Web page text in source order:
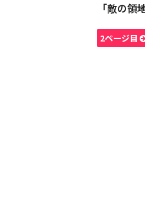
「敵の領
2ページ目